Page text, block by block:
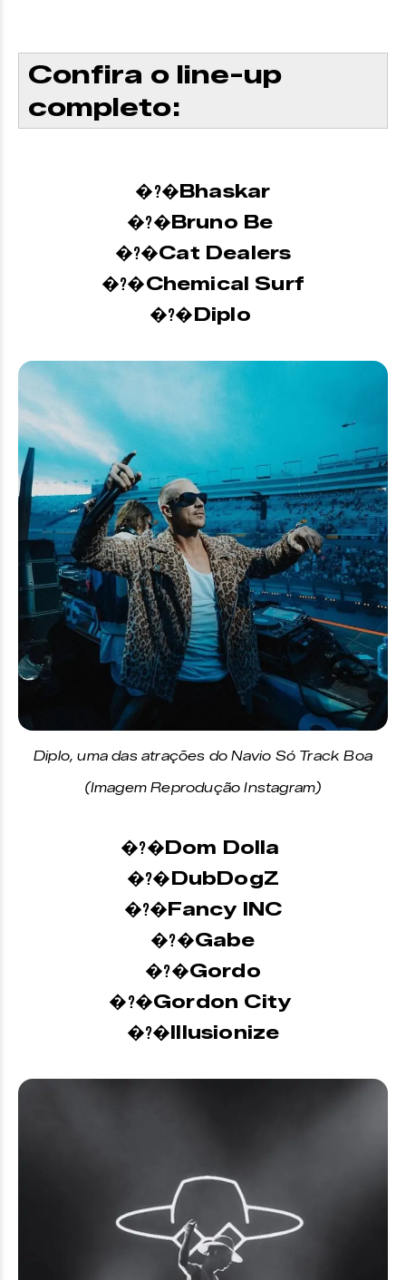
Confira o line-up
completo:
�?�Bhaskar
�?�Bruno Be
�?�Cat Dealers
�?�Chemical Surf
�?�Diplo
Diplo, uma das atrações do Navio Só Track Boa
(Imagem Reprodução Instagram)
�?�Dom Dolla
�?�DubDogZ
�?�Fancy INC
�?�Gabe
�?�Gordo
�?�Gordon City
�?�Illusionize